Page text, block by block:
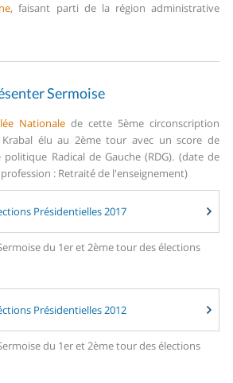
, faisant parti de la région administrative
Sermoise
Nationale de cette 5ème circonscription
Krabal élu au 2ème tour avec un score de
politique Radical de Gauche (RDG). (date de
: Retraité de l'enseignement)
Présidentielles 2017
du 1er et 2ème tour des élections
Présidentielles 2012
du 1er et 2ème tour des élections